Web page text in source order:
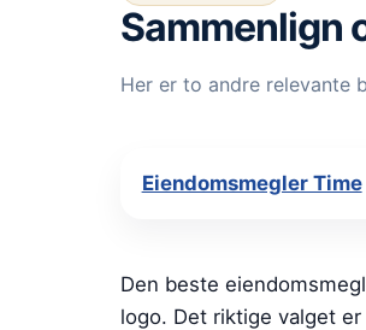
Sammenlign
Her er to andre relevante
Eiendomsmegler Time
Den beste
logo. Det riktige valget